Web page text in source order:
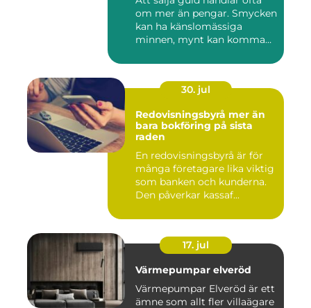
om mer än pengar. Smycken
kan ha känslomässiga
minnen, mynt kan komma
30. jul
Redovisningsbyrå mer än
bara bokföring på sista
raden
En redovisningsbyrå är för
många företagare lika viktig
som banken och kunderna.
Den påverkar kassaf...
17. jul
Värmepumpar elveröd
Värmepumpar Elveröd är ett
ämne som allt fler villaägare